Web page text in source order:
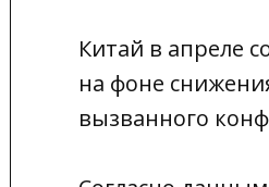
Китай в апреле
на фоне
вызванного